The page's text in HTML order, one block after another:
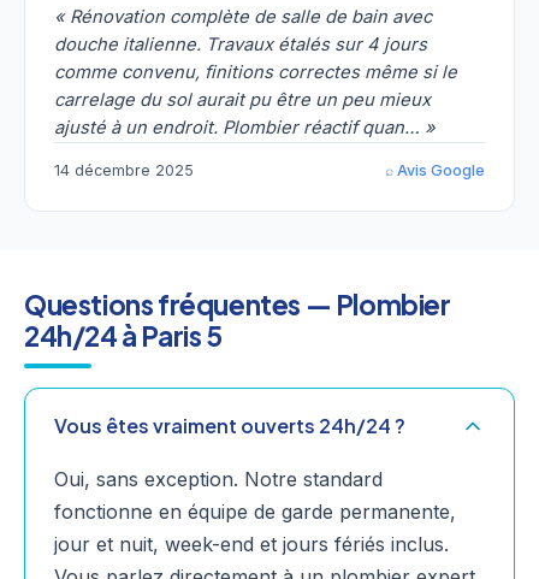
« Rénovation complète de salle de bain avec
douche italienne. Travaux étalés sur 4 jours
comme convenu, finitions correctes même si le
carrelage du sol aurait pu être un peu mieux
ajusté à un endroit. Plombier réactif quan… »
14 décembre 2025 ⌕ Avis Google
Questions fréquentes — Plombier
24h/24 à Paris 5
Vous êtes vraiment ouverts 24h/24 ?
Oui, sans exception. Notre standard
fonctionne en équipe de garde permanente,
jour et nuit, week-end et jours fériés inclus.